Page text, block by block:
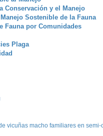
Conservación y el Manejo
Sostenible de la Fauna
Fauna por Comunidades
Plaga
vicuñas macho familiares en